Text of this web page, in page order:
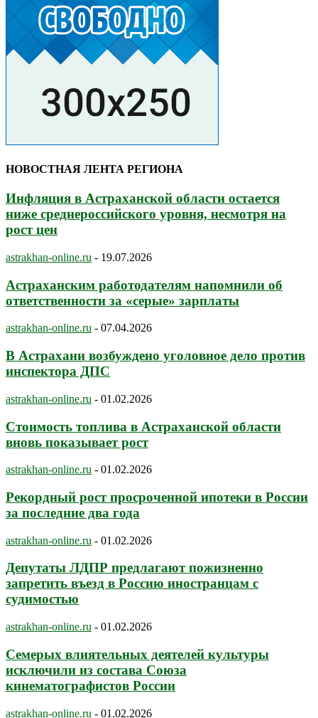
НОВОСТНАЯ ЛЕНТА РЕГИОНА
Инфляция в Астраханской области остается
ниже среднероссийского уровня, несмотря на
рост цен
astrakhan-online.ru - 19.07.2026
Астраханским работодателям напомнили об
ответственности за «серые» зарплаты
astrakhan-online.ru - 07.04.2026
В Астрахани возбуждено уголовное дело против
инспектора ДПС
astrakhan-online.ru - 01.02.2026
Стоимость топлива в Астраханской области
вновь показывает рост
astrakhan-online.ru - 01.02.2026
Рекордный рост просроченной ипотеки в России
за последние два года
astrakhan-online.ru - 01.02.2026
Депутаты ЛДПР предлагают пожизненно
запретить въезд в Россию иностранцам с
судимостью
astrakhan-online.ru - 01.02.2026
Семерых влиятельных деятелей культуры
исключили из состава Союза
кинематографистов России
astrakhan-online.ru - 01.02.2026